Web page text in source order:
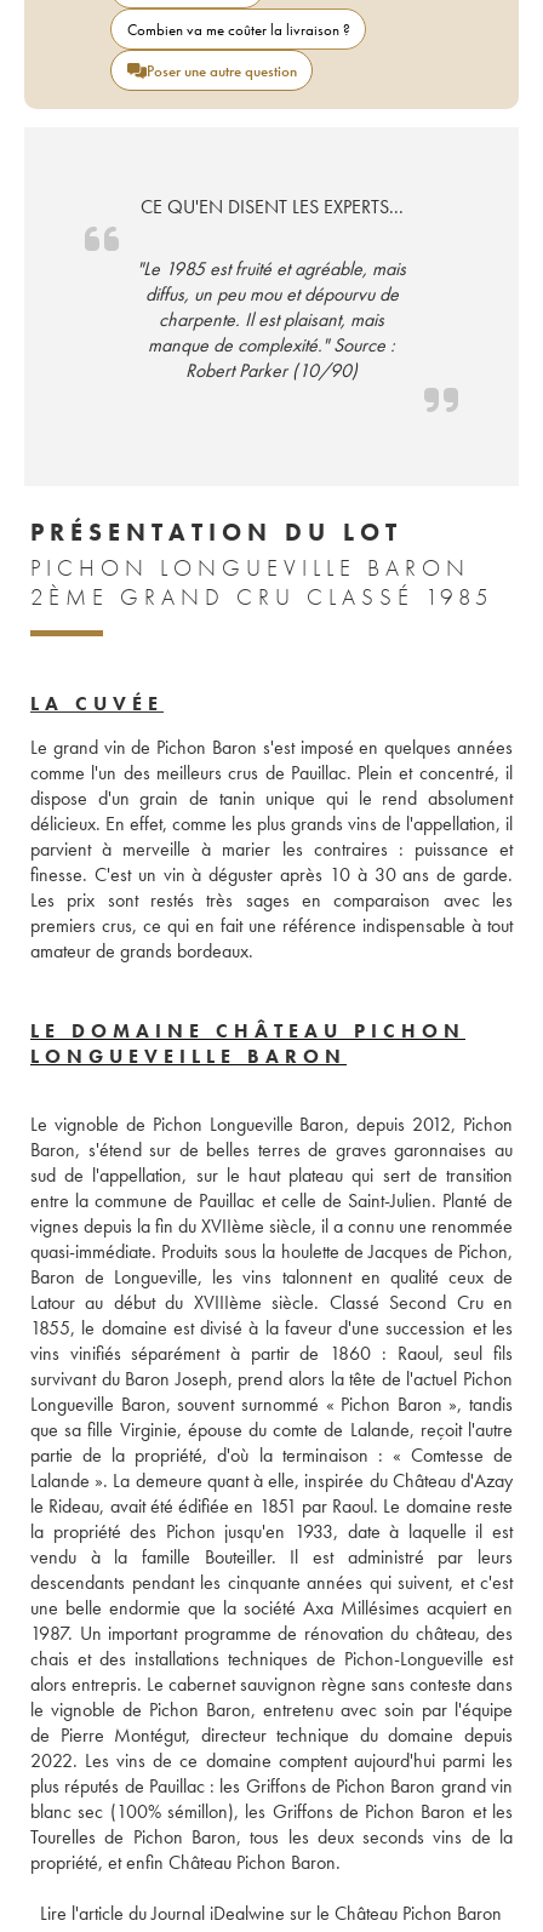
Combien va me coûter la livraison ?
Poser une autre question
CE QU'EN DISENT LES EXPERTS...
"Le 1985 est fruité et agréable, mais
diffus, un peu mou et dépourvu de
charpente. Il est plaisant, mais
manque de complexité." Source :
Robert Parker (10/90)
PRÉSENTATION DU LOT
PICHON LONGUEVILLE BARON
2ÈME GRAND CRU CLASSÉ 1985
LA CUVÉE
Le grand vin de Pichon Baron s'est imposé en quelques années
comme l'un des meilleurs crus de Pauillac. Plein et concentré, il
dispose d'un grain de tanin unique qui le rend absolument
délicieux. En effet, comme les plus grands vins de l'appellation, il
parvient à merveille à marier les contraires : puissance et
finesse. C'est un vin à déguster après 10 à 30 ans de garde.
Les prix sont restés très sages en comparaison avec les
premiers crus, ce qui en fait une référence indispensable à tout
amateur de grands bordeaux.
LE DOMAINE CHÂTEAU PICHON
LONGUEVEILLE BARON
Le vignoble de Pichon Longueville Baron, depuis 2012, Pichon
Baron, s'étend sur de belles terres de graves garonnaises au
sud de l'appellation, sur le haut plateau qui sert de transition
entre la commune de Pauillac et celle de Saint-Julien. Planté de
vignes depuis la fin du XVIIème siècle, il a connu une renommée
quasi-immédiate. Produits sous la houlette de Jacques de Pichon,
Baron de Longueville, les vins talonnent en qualité ceux de
Latour au début du XVIIIème siècle. Classé Second Cru en
1855, le domaine est divisé à la faveur d'une succession et les
vins vinifiés séparément à partir de 1860 : Raoul, seul fils
survivant du Baron Joseph, prend alors la tête de l'actuel Pichon
Longueville Baron, souvent surnommé « Pichon Baron », tandis
que sa fille Virginie, épouse du comte de Lalande, reçoit l'autre
partie de la propriété, d'où la terminaison : « Comtesse de
Lalande ». La demeure quant à elle, inspirée du Château d'Azay
le Rideau, avait été édifiée en 1851 par Raoul. Le domaine reste
la propriété des Pichon jusqu'en 1933, date à laquelle il est
vendu à la famille Bouteiller. Il est administré par leurs
descendants pendant les cinquante années qui suivent, et c'est
une belle endormie que la société Axa Millésimes acquiert en
1987. Un important programme de rénovation du château, des
chais et des installations techniques de Pichon-Longueville est
alors entrepris. Le cabernet sauvignon règne sans conteste dans
le vignoble de Pichon Baron, entretenu avec soin par l'équipe
de Pierre Montégut, directeur technique du domaine depuis
2022. Les vins de ce domaine comptent aujourd'hui parmi les
plus réputés de Pauillac : les Griffons de Pichon Baron grand vin
blanc sec (100% sémillon), les Griffons de Pichon Baron et les
Tourelles de Pichon Baron, tous les deux seconds vins de la
propriété, et enfin Château Pichon Baron.
Lire l'article du Journal iDealwine sur le Château Pichon Baron